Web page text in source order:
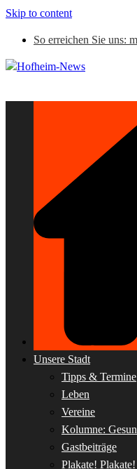
Skip to content
So erreichen Sie uns:
Unsere Stadt
Tipps & Termine
Leben
Vereine
Kolumne:
Gastbeiträge
Plakate! Plakate!